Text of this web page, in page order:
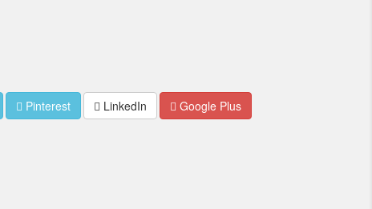
Pinterest LinkedIn Google Plus